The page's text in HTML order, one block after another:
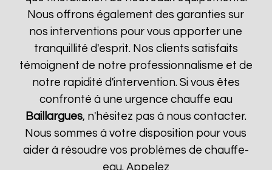
Nous offrons également des garanties sur
nos interventions pour vous apporter une
tranquillité d'esprit. Nos clients satisfaits
témoignent de notre professionnalisme et de
notre rapidité d'intervention. Si vous êtes
confronté à une urgence chauffe eau
Baillargues, n'hésitez pas à nous contacter.
Nous sommes à votre disposition pour vous
aider à résoudre vos problèmes de chauffe-
eau. Appelez